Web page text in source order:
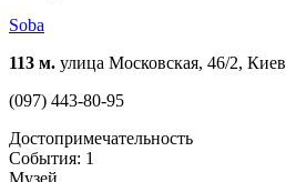
Soba
113 м. улица Московская, 46/2, Киев
(097) 443-80-95
Достопримечательность
События: 1